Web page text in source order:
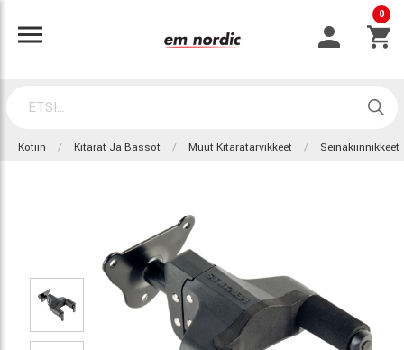
0
Kotiin Kitarat Ja Bassot Muut Kitaratarvikkeet Seinäkiinnikkeet